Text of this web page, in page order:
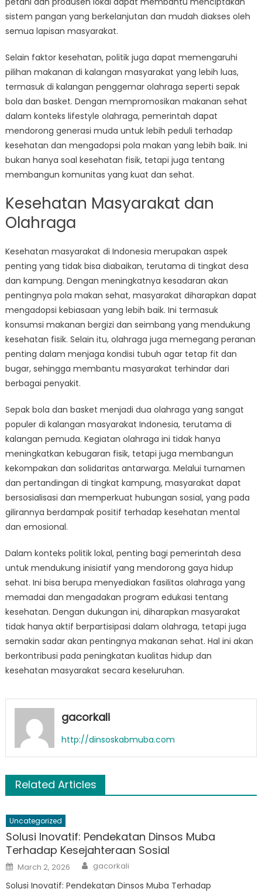
sistem pangan yang berkelanjutan dan mudah diakses oleh
semua lapisan masyarakat.
Selain faktor kesehatan, politik juga dapat memengaruhi
pilihan makanan di kalangan masyarakat yang lebih luas,
termasuk di kalangan penggemar olahraga seperti sepak
bola dan basket. Dengan mempromosikan makanan sehat
dalam konteks lifestyle olahraga, pemerintah dapat
mendorong generasi muda untuk lebih peduli terhadap
kesehatan dan mengadopsi pola makan yang lebih baik. Ini
bukan hanya soal kesehatan fisik, tetapi juga tentang
membangun komunitas yang kuat dan sehat.
Kesehatan Masyarakat dan
Olahraga
Kesehatan masyarakat di Indonesia merupakan aspek
penting yang tidak bisa diabaikan, terutama di tingkat desa
dan kampung. Dengan meningkatnya kesadaran akan
pentingnya pola makan sehat, masyarakat diharapkan dapat
mengadopsi kebiasaan yang lebih baik. Ini termasuk
konsumsi makanan bergizi dan seimbang yang mendukung
kesehatan fisik. Selain itu, olahraga juga memegang peranan
penting dalam menjaga kondisi tubuh agar tetap fit dan
bugar, sehingga membantu masyarakat terhindar dari
berbagai penyakit.
Sepak bola dan basket menjadi dua olahraga yang sangat
populer di kalangan masyarakat Indonesia, terutama di
kalangan pemuda. Kegiatan olahraga ini tidak hanya
meningkatkan kebugaran fisik, tetapi juga membangun
kekompakan dan solidaritas antarwarga. Melalui turnamen
dan pertandingan di tingkat kampung, masyarakat dapat
bersosialisasi dan memperkuat hubungan sosial, yang pada
gilirannya berdampak positif terhadap kesehatan mental
dan emosional.
Dalam konteks politik lokal, penting bagi pemerintah desa
untuk mendukung inisiatif yang mendorong gaya hidup
sehat. Ini bisa berupa menyediakan fasilitas olahraga yang
memadai dan mengadakan program edukasi tentang
kesehatan. Dengan dukungan ini, diharapkan masyarakat
tidak hanya aktif berpartisipasi dalam olahraga, tetapi juga
semakin sadar akan pentingnya makanan sehat. Hal ini akan
berkontribusi pada peningkatan kualitas hidup dan
kesehatan masyarakat secara keseluruhan.
gacorkali
http://dinsoskabmuba.com
Related Articles
Uncategorized
Solusi Inovatif: Pendekatan Dinsos Muba
Terhadap Kesejahteraan Sosial
Posted
on
March 2, 2026 Author
gacorkali
Solusi Inovatif: Pendekatan Dinsos Muba Terhadap